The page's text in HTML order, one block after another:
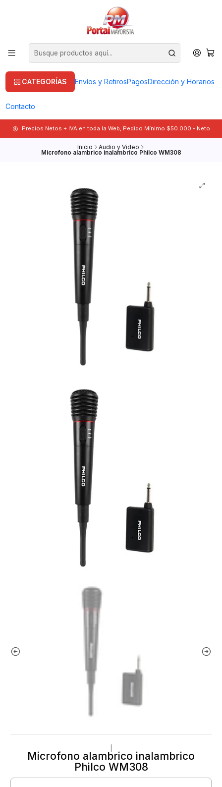
CATEGORÍAS Envíos y RetirosPagosDirección y Horarios
Contacto
Precios Netos + IVA en toda la Web, Pedido Mínimo $50.000.- Neto
Inicio Audio y Video
Microfono alambrico inalambrico Philco WM308
Microfono alambrico inalambrico
Philco WM308